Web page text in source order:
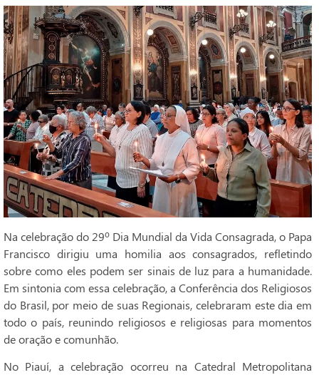
Na celebração do 29º Dia Mundial da Vida Consagrada, o Papa
Francisco dirigiu uma homilia aos consagrados, refletindo
sobre como eles podem ser sinais de luz para a humanidade.
Em sintonia com essa celebração, a Conferência dos Religiosos
do Brasil, por meio de suas Regionais, celebraram este dia em
todo o país, reunindo religiosos e religiosas para momentos
de oração e comunhão.
No Piauí, a celebração ocorreu na Catedral Metropolitana